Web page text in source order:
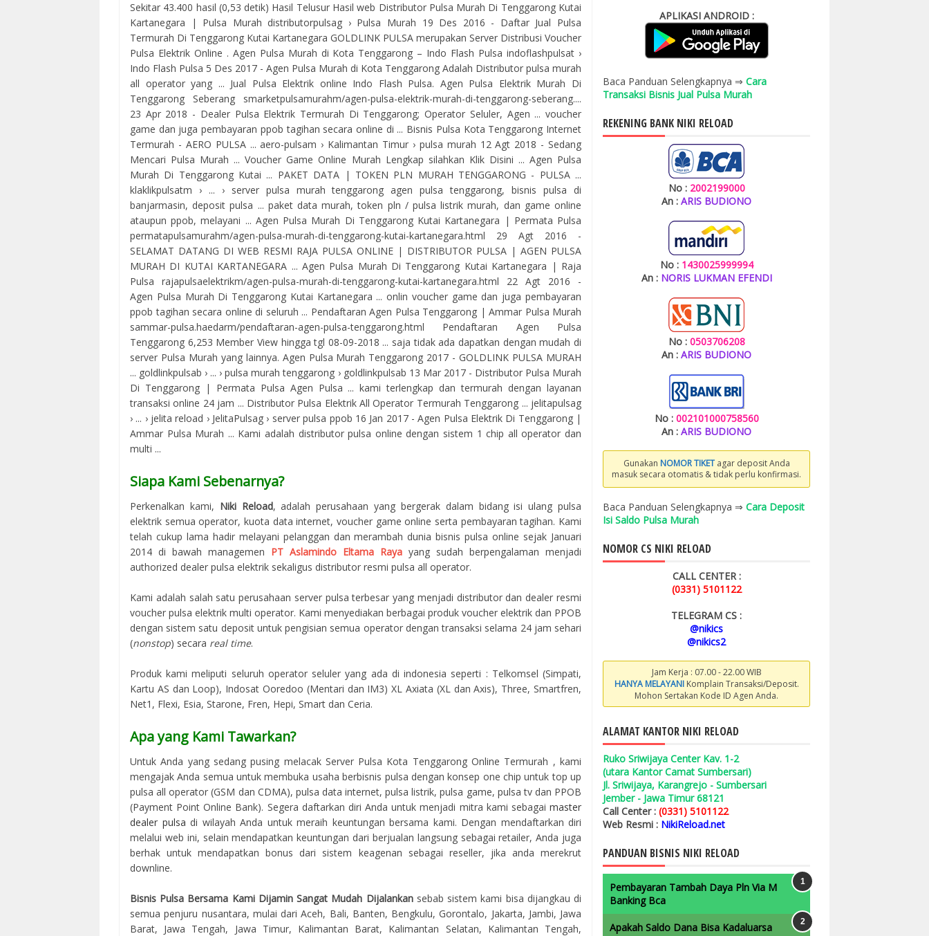
Sekitar 43.400 hasil (0,53 detik) Hasil Telusur Hasil web Distributor Pulsa Murah Di Tenggarong Kutai
Kartanegara | Pulsa Murah distributorpulsag › Pulsa Murah 19 Des 2016 - Daftar Jual Pulsa
Termurah Di Tenggarong Kutai Kartanegara GOLDLINK PULSA merupakan Server Distribusi Voucher
Pulsa Elektrik Online . Agen Pulsa Murah di Kota Tenggarong – Indo Flash Pulsa indoflashpulsat ›
Indo Flash Pulsa 5 Des 2017 - Agen Pulsa Murah di Kota Tenggarong Adalah Distributor pulsa murah
all operator yang ... Jual Pulsa Elektrik online Indo Flash Pulsa. Agen Pulsa Elektrik Murah Di
Tenggarong Seberang smarketpulsamurahm/agen-pulsa-elektrik-murah-di-tenggarong-seberang....
23 Apr 2018 - Dealer Pulsa Elektrik Termurah Di Tenggarong; Operator Seluler, Agen ... voucher
game dan juga pembayaran ppob tagihan secara online di ... Bisnis Pulsa Kota Tenggarong Internet
Termurah - AERO PULSA ... aero-pulsam › Kalimantan Timur › pulsa murah 12 Agt 2018 - Sedang
Mencari Pulsa Murah ... Voucher Game Online Murah Lengkap silahkan Klik Disini ... Agen Pulsa
Murah Di Tenggarong Kutai ... PAKET DATA | TOKEN PLN MURAH TENGGARONG - PULSA ...
klaklikpulsatm › ... › server pulsa murah tenggarong agen pulsa tenggarong, bisnis pulsa di
banjarmasin, deposit pulsa ... paket data murah, token pln / pulsa listrik murah, dan game online
ataupun ppob, melayani ... Agen Pulsa Murah Di Tenggarong Kutai Kartanegara | Permata Pulsa
permatapulsamurahm/agen-pulsa-murah-di-tenggarong-kutai-kartanegara.html 29 Agt 2016 -
SELAMAT DATANG DI WEB RESMI RAJA PULSA ONLINE | DISTRIBUTOR PULSA | AGEN PULSA
MURAH DI KUTAI KARTANEGARA ... Agen Pulsa Murah Di Tenggarong Kutai Kartanegara | Raja
Pulsa rajapulsaelektrikm/agen-pulsa-murah-di-tenggarong-kutai-kartanegara.html 22 Agt 2016 -
Agen Pulsa Murah Di Tenggarong Kutai Kartanegara ... onlin voucher game dan juga pembayaran
ppob tagihan secara online di seluruh ... Pendaftaran Agen Pulsa Tenggarong | Ammar Pulsa Murah
sammar-pulsa.haedarm/pendaftaran-agen-pulsa-tenggarong.html Pendaftaran Agen Pulsa
Tenggarong 6,253 Member View hingga tgl 08-09-2018 ... saja tidak ada dapatkan dengan mudah di
server Pulsa Murah yang lainnya. Agen Pulsa Murah Tenggarong 2017 - GOLDLINK PULSA MURAH
... goldlinkpulsab › ... › pulsa murah tenggarong › goldlinkpulsab 13 Mar 2017 - Distributor Pulsa Murah
Di Tenggarong | Permata Pulsa Agen Pulsa ... kami terlengkap dan termurah dengan layanan
transaksi online 24 jam ... Distributor Pulsa Elektrik All Operator Termurah Tenggarong ... jelitapulsag
› ... › jelita reload › JelitaPulsag › server pulsa ppob 16 Jan 2017 - Agen Pulsa Elektrik Di Tenggarong |
Ammar Pulsa Murah ... Kami adalah distributor pulsa online dengan sistem 1 chip all operator dan
multi ...
Siapa Kami Sebenarnya?
Perkenalkan kami, Niki Reload, adalah perusahaan yang bergerak dalam bidang isi ulang pulsa
elektrik semua operator, kuota data internet, voucher game online serta pembayaran tagihan. Kami
telah cukup lama hadir melayani pelanggan dan merambah dunia bisnis pulsa online sejak Januari
2014 di bawah managemen PT Aslamindo Eltama Raya yang sudah berpengalaman menjadi
authorized dealer pulsa elektrik sekaligus distributor resmi pulsa all operator.
Kami adalah salah satu perusahaan server pulsa terbesar yang menjadi distributor dan dealer resmi
voucher pulsa elektrik multi operator. Kami menyediakan berbagai produk voucher elektrik dan PPOB
dengan sistem satu deposit untuk pengisian semua operator dengan transaksi selama 24 jam sehari
(nonstop) secara real time.
Produk kami meliputi seluruh operator seluler yang ada di indonesia seperti : Telkomsel (Simpati,
Kartu AS dan Loop), Indosat Ooredoo (Mentari dan IM3) XL Axiata (XL dan Axis), Three, Smartfren,
Net1, Flexi, Esia, Starone, Fren, Hepi, Smart dan Ceria.
Apa yang Kami Tawarkan?
Untuk Anda yang sedang pusing melacak Server Pulsa Kota Tenggarong Online Termurah , kami
mengajak Anda semua untuk membuka usaha berbisnis pulsa dengan konsep one chip untuk top up
pulsa all operator (GSM dan CDMA), pulsa data internet, pulsa listrik, pulsa game, pulsa tv dan PPOB
(Payment Point Online Bank). Segera daftarkan diri Anda untuk menjadi mitra kami sebagai master
dealer pulsa di wilayah Anda untuk meraih keuntungan bersama kami. Dengan mendaftarkan diri
melalui web ini, selain mendapatkan keuntungan dari berjualan langsung sebagai retailer, Anda juga
berhak untuk mendapatkan bonus dari sistem keagenan sebagai reseller, jika anda merekrut
downline.
Bisnis Pulsa Bersama Kami Dijamin Sangat Mudah Dijalankansebab sistem kami bisa dijangkau di
semua penjuru nusantara, mulai dari Aceh, Bali, Banten, Bengkulu, Gorontalo, Jakarta, Jambi, Jawa
Barat, Jawa Tengah, Jawa Timur, Kalimantan Barat, Kalimantan Selatan, Kalimantan Tengah,
APLIKASI ANDROID :
Baca Panduan Selengkapnya ⇒ Cara
Transaksi Bisnis Jual Pulsa Murah
REKENING BANK NIKI RELOAD
No : 2002199000
An : ARIS BUDIONO
No : 1430025999994
An : NORIS LUKMAN EFENDI
No : 0503706208
An : ARIS BUDIONO
No : 002101000758560
An : ARIS BUDIONO
Gunakan NOMOR TIKETagar deposit Anda
masuk secara otomatis & tidak perlu konfirmasi.
Baca Panduan Selengkapnya ⇒ Cara Deposit
Isi Saldo Pulsa Murah
NOMOR CS NIKI RELOAD
CALL CENTER :
(0331) 5101122
TELEGRAM CS :
@nikics
@nikics2
Jam Kerja : 07.00 - 22.00 WIB
HANYA MELAYANIKomplain Transaksi/Deposit.
Mohon Sertakan Kode ID Agen Anda.
ALAMAT KANTOR NIKI RELOAD
Ruko Sriwijaya Center Kav. 1-2
(utara Kantor Camat Sumbersari)
Jl. Sriwijaya, Karangrejo - Sumbersari
Jember - Jawa Timur 68121
Call Center : (0331) 5101122
Web Resmi : NikiReload.net
PANDUAN BISNIS NIKI RELOAD
Pembayaran Tambah Daya Pln Via M
Banking Bca
Apakah Saldo Dana Bisa Kadaluarsa